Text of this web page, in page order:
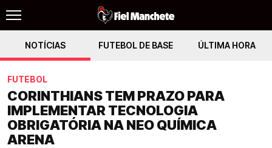
NOTÍCIAS FUTEBOL DE BASE ÚLTIMA HORA
FUTEBOL
CORINTHIANS TEM PRAZO PARA
IMPLEMENTAR TECNOLOGIA
OBRIGATÓRIA NA NEO QUÍMICA
ARENA